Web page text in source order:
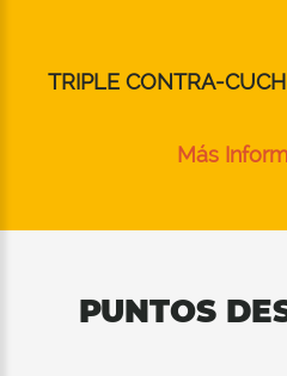
TRIPLE CONTRA-
Más
PUNTOS